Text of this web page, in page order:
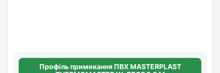
Профіль примикання ПВХ MASTERPLAST